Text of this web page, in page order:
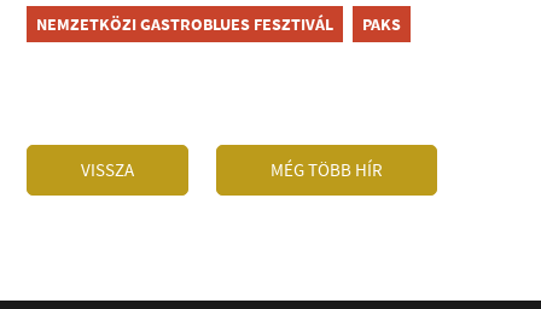
NEMZETKÖZI GASTROBLUES FESZTIVÁL PAKS
VISSZA MÉG TÖBB HÍR